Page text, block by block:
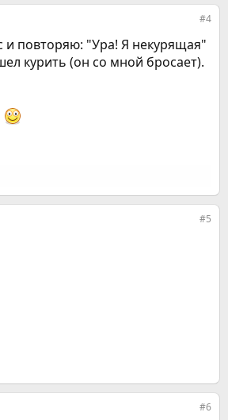
#4
и повторяю: "Ура! Я некурящая"
курить (он со мной бросает).
#5
#6